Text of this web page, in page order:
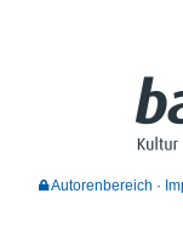
Autorenbereich